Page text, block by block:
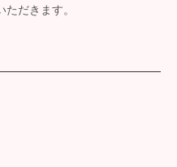
だきます。